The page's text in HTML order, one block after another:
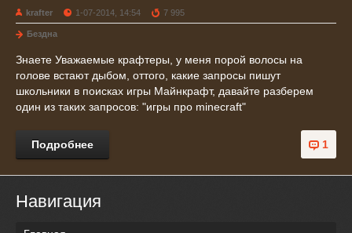
krafter 1-07-2014, 14:54 7 995
Бездна
Знаете Уважаемые крафтеры, у меня порой волосы на
голове встают дыбом, оттого, какие запросы пишут
школьники в поисках игры Майнкрафт, давайте разберем
один из таких запросов: "игры про minecraft"
1
Подробнее
Навигация